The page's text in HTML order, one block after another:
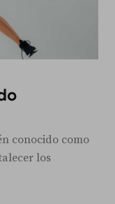
conocido como
los